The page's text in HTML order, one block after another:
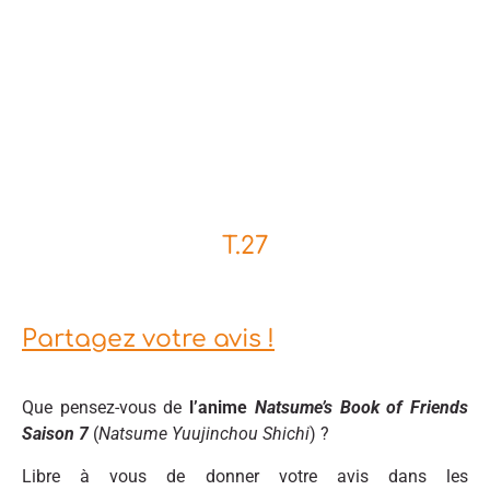
T.27
Partagez votre avis !
Que pensez-vous de l’anime Natsume’s Book of Friends
Saison 7(Natsume Yuujinchou Shichi) ?
Libre à vous de donner votre avis dans les